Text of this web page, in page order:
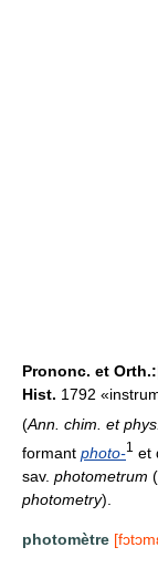
Prononc. et Orth.:
Hist. 1792
(Ann. chim. et phys.
formant photo-1 et
sav. photometrum
photometry).
photomètre